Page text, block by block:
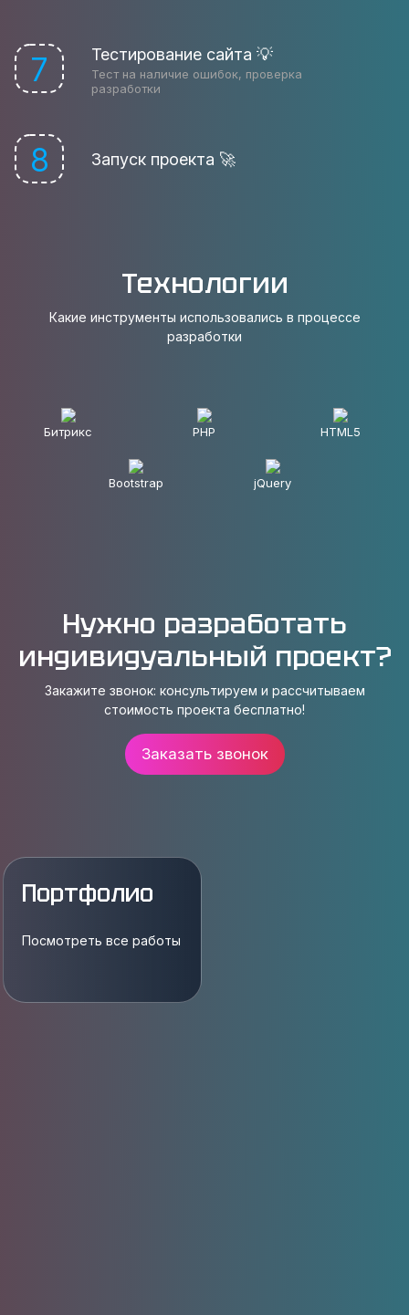
7 Тестирование сайта 💡
Тест на наличие ошибок, проверка
разработки
8 Запуск проекта 🚀
Технологии
Какие инструменты использовались в процессе
разработки
Битрикс PHP HTML5
Bootstrap jQuery
Нужно разработать
индивидуальный проект?
Закажите звонок: консультируем и рассчитываем
стоимость проекта бесплатно!
Заказать звонок
Портфолио
Посмотреть все работы